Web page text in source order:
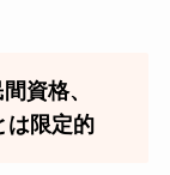
資格、
は限定的